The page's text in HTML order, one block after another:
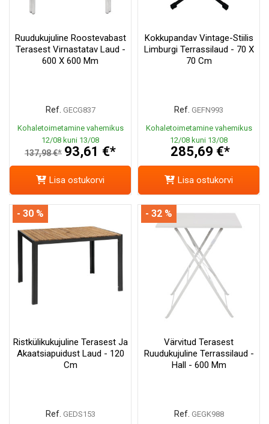
Ruudukujuline Roostevabast
Terasest Virnastatav Laud -
600 X 600 Mm
Ref. GECG837
Kohaletoimetamine vahemikus
12/08 kuni 13/08
137,98 €* 93,61 €*
Lisa ostukorvi
Kokkupandav Vintage-Stiilis
Limburgi Terrassilaud - 70 X
70 Cm
Ref. GEFN993
Kohaletoimetamine vahemikus
12/08 kuni 13/08
285,69 €*
Lisa ostukorvi
Ristkülikukujuline Terasest Ja
Akaatsiapuidust Laud - 120
Cm
Ref. GEDS153
- 30 %
Värvitud Terasest
Ruudukujuline Terrassilaud -
Hall - 600 Mm
Ref. GEGK988
- 32 %